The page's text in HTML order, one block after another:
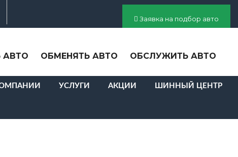
Заявка на подбор авто
АВТО ОБМЕНЯТЬ АВТО ОБСЛУЖИТЬ АВТО
УСЛУГИ АКЦИИ ШИННЫЙ ЦЕНТР